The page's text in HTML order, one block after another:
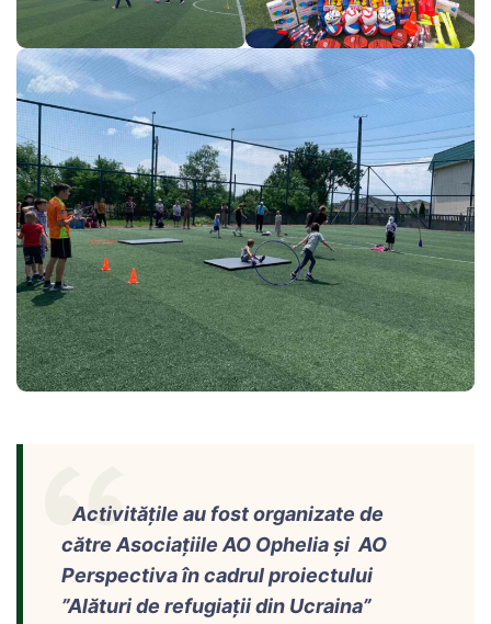
Activitățile au fost organizate de
către Asociațiile AO Ophelia și AO
Perspectiva în cadrul proiectului
”Alături de refugiații din Ucraina”